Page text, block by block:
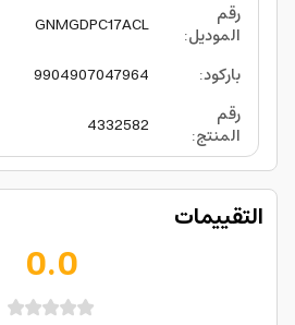
رقم
الموديل:
GNMGDPC17ACL
باركود:
9904907047964
رقم
المنتج:
4332582
التقييمات
0.0